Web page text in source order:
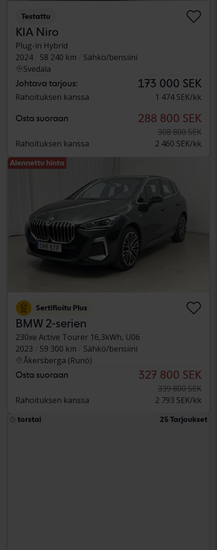
Testattu
KIA Niro
Plug-in Hybrid
2024
58 240 km
Sähkö/bensiini
Svedala
Johtava tarjous: 173 000 SEK
Rahoituksen kanssa 1 474 SEK/kk
Osta suoraan 288 800 SEK
308 800 SEK
Rahoituksen kanssa
2 460 SEK/kk
Alennettu hinta
Sertifioitu Plus
BMW 2-serien
230xe Active Tourer 16,3kWh, U06
2023
59 300 km
Sähkö/bensiini
Åkersberga (Runö)
Osta suoraan 327 800 SEK
339 800 SEK
Rahoituksen kanssa
2 793 SEK/kk
torstai 25 Tarjoukset